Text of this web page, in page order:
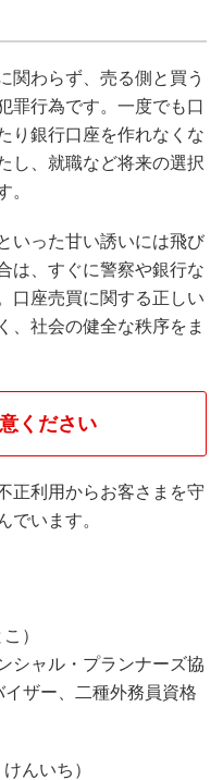
関わらず、売る側と買う
罪行為です。一度でも口
り銀行口座を作れなくな
し、就職など将来の選択
。
いった甘い誘いには飛び
は、すぐに警察や銀行な
口座売買に関する正しい
、社会の健全な秩序をま
ください
正利用からお客さまを守
でいます。
）
シャル・プランナーズ協
ザー、二種外務員資格
んいち）